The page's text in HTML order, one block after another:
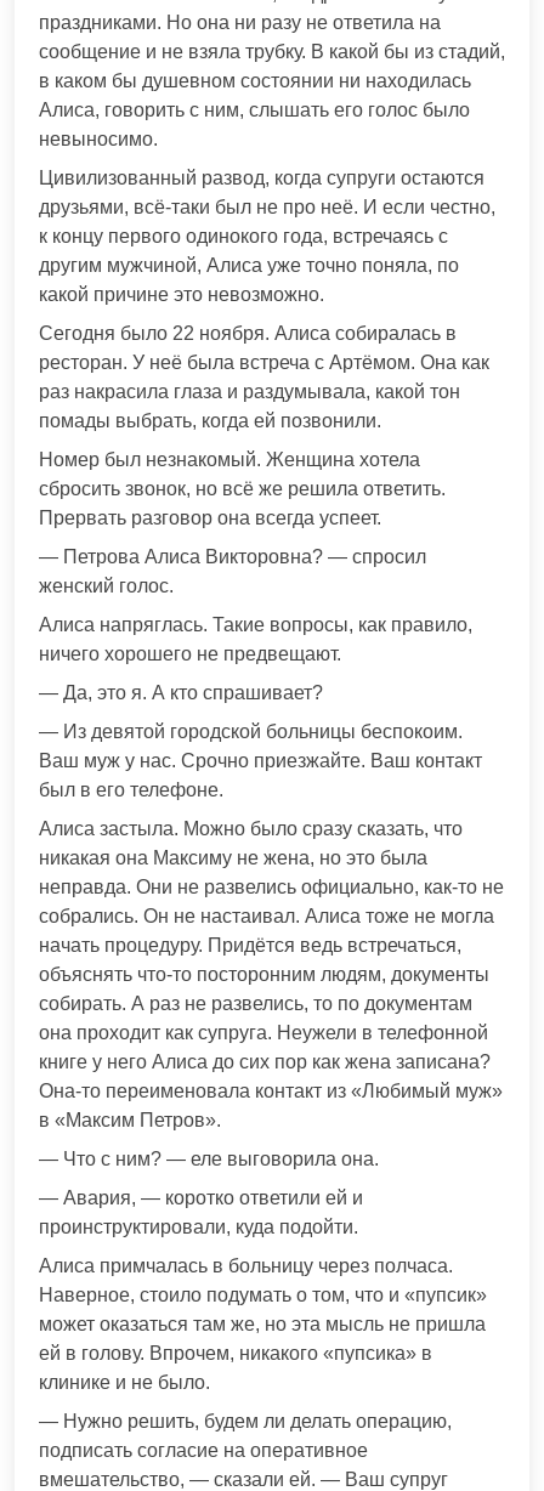
праздниками. Но она ни разу не ответила на
сообщение и не взяла трубку. В какой бы из стадий,
в каком бы душевном состоянии ни находилась
Алиса, говорить с ним, слышать его голос было
невыносимо.
Цивилизованный развод, когда супруги остаются
друзьями, всё-таки был не про неё. И если честно,
к концу первого одинокого года, встречаясь с
другим мужчиной, Алиса уже точно поняла, по
какой причине это невозможно.
Сегодня было 22 ноября. Алиса собиралась в
ресторан. У неё была встреча с Артёмом. Она как
раз накрасила глаза и раздумывала, какой тон
помады выбрать, когда ей позвонили.
Номер был незнакомый. Женщина хотела
сбросить звонок, но всё же решила ответить.
Прервать разговор она всегда успеет.
— Петрова Алиса Викторовна? — спросил
женский голос.
Алиса напряглась. Такие вопросы, как правило,
ничего хорошего не предвещают.
— Да, это я. А кто спрашивает?
— Из девятой городской больницы беспокоим.
Ваш муж у нас. Срочно приезжайте. Ваш контакт
был в его телефоне.
Алиса застыла. Можно было сразу сказать, что
никакая она Максиму не жена, но это была
неправда. Они не развелись официально, как-то не
собрались. Он не настаивал. Алиса тоже не могла
начать процедуру. Придётся ведь встречаться,
объяснять что-то посторонним людям, документы
собирать. А раз не развелись, то по документам
она проходит как супруга. Неужели в телефонной
книге у него Алиса до сих пор как жена записана?
Она-то переименовала контакт из «Любимый муж»
в «Максим Петров».
— Что с ним? — еле выговорила она.
— Авария, — коротко ответили ей и
проинструктировали, куда подойти.
Алиса примчалась в больницу через полчаса.
Наверное, стоило подумать о том, что и «пупсик»
может оказаться там же, но эта мысль не пришла
ей в голову. Впрочем, никакого «пупсика» в
клинике и не было.
— Нужно решить, будем ли делать операцию,
подписать согласие на оперативное
вмешательство, — сказали ей. — Ваш супруг